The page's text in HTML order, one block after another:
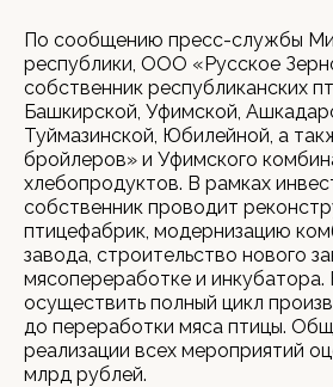
По сообщению пресс-службы
республики, ООО «Русское
собственник республиканских
Башкирской, Уфимской,
Туймазинской, Юбилейной, а
бройлеров» и Уфимского
хлебопродуктов. В рамках
собственник проводит
птицефабрик, модернизацию
завода, строительство нового
мясопереработке и инкубатора.
осуществить полный цикл
до переработки мяса птицы.
реализации всех мероприятий
млрд рублей.